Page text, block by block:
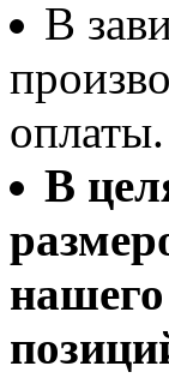
В
оплаты.
В
нашего